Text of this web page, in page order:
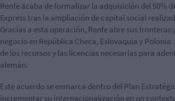
Renfe acaba de formalizar la adquisición del 50%
Express tras la ampliación de capital social
Gracias a esta operación, Renfe abre sus
negocio en República Checa, Eslovaquia y
de los recursos y las licencias necesarias para
alemán.
Este acuerdo se enmarca dentro del Plan
incrementar su internacionalización en un